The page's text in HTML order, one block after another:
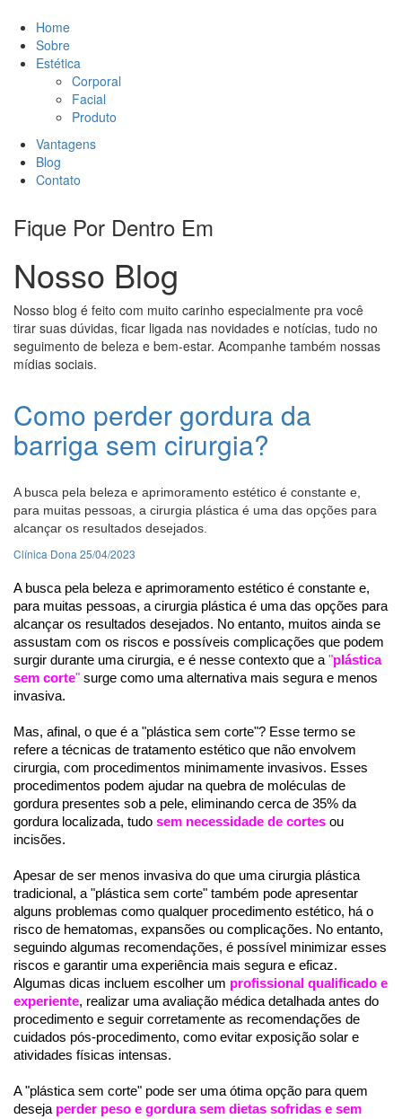
Home
Sobre
Estética
Corporal
Facial
Produto
Vantagens
Blog
Contato
Fique Por Dentro Em
Nosso Blog
Nosso blog é feito com muito carinho especialmente pra você
tirar suas dúvidas, ficar ligada nas novidades e notícias, tudo no
seguimento de beleza e bem-estar. Acompanhe também nossas
mídias sociais.
Como perder gordura da
barriga sem cirurgia?
A busca pela beleza e aprimoramento estético é constante e,
para muitas pessoas, a cirurgia plástica é uma das opções para
alcançar os resultados desejados.
Clínica Dona 25/04/2023
A busca pela beleza e aprimoramento estético é constante e,
para muitas pessoas, a cirurgia plástica é uma das opções para
alcançar os resultados desejados. No entanto, muitos ainda se
assustam com os riscos e possíveis complicações que podem
surgir durante uma cirurgia, e é nesse contexto que a "plástica
sem corte" surge como uma alternativa mais segura e menos
invasiva.
Mas, afinal, o que é a "plástica sem corte"? Esse termo se
refere a técnicas de tratamento estético que não envolvem
cirurgia, com procedimentos minimamente invasivos. Esses
procedimentos podem ajudar na quebra de moléculas de
gordura presentes sob a pele, eliminando cerca de 35% da
gordura localizada, tudo sem necessidade de cortes ou
incisões.
Apesar de ser menos invasiva do que uma cirurgia plástica
tradicional, a "plástica sem corte" também pode apresentar
alguns problemas como qualquer procedimento estético, há o
risco de hematomas, expansões ou complicações. No entanto,
seguindo algumas recomendações, é possível minimizar esses
riscos e garantir uma experiência mais segura e eficaz.
Algumas dicas incluem escolher um profissional qualificado e
experiente, realizar uma avaliação médica detalhada antes do
procedimento e seguir corretamente as recomendações de
cuidados pós-procedimento, como evitar exposição solar e
atividades físicas intensas.
A "plástica sem corte" pode ser uma ótima opção para quem
deseja perder peso e gordura sem dietas sofridas e sem